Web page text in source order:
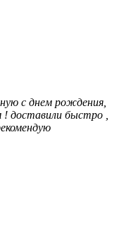
с днем рождения,
доставили быстро ,